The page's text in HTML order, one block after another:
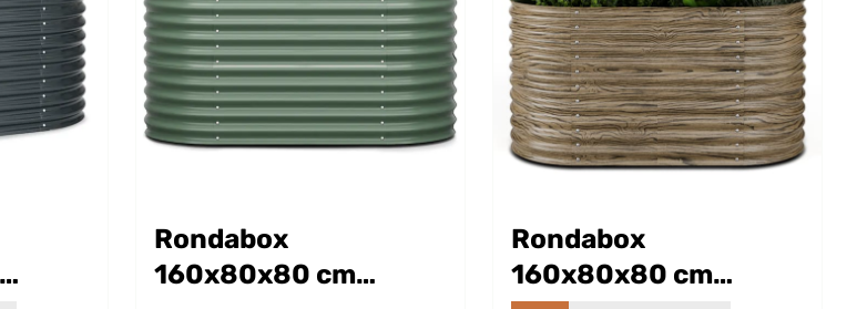
Rondabox
160x80x80 cm
Rondabox
160x80x80 cm